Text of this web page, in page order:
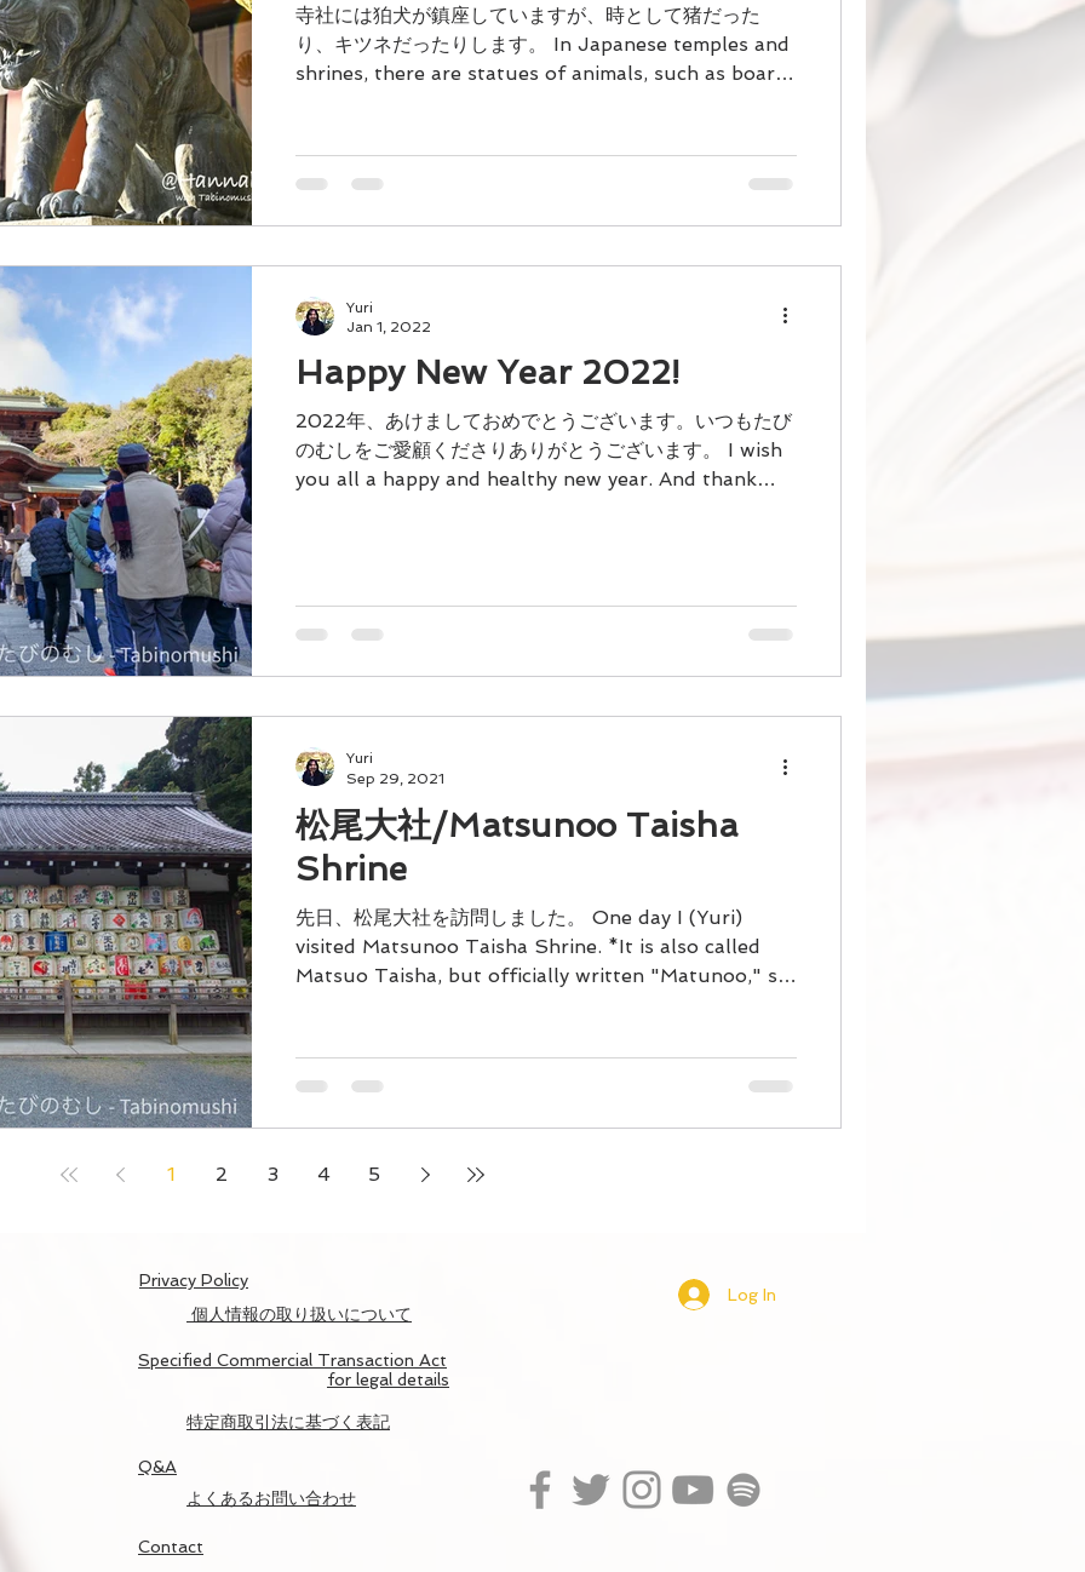
寺社には狛犬が鎮座していますが、時として猪だった
り、キツネだったりします。 In Japanese temples and
shrines, there are statues of animals, such as boars
Happy New Year 2022!
2022年、あけましておめでとうございます。いつもたび
のむしをご愛顧くださりありがとうございます。 I wish
you all a happy and healthy new year. And thank
Yuri
Jan 1, 2022
松尾大社/Matsunoo Taisha
Shrine
先日、松尾大社を訪問しました。 One day I (Yuri)
visited Matsunoo Taisha Shrine. *It is also called
Matsuo Taisha, but officially written "Matunoo," so
Yuri
Sep 29, 2021
1 2 3 4 5
​Privacy Policy
個人情報の取り扱いについて
Log In
Specified Commercial Transaction Act
for legal details
​特定商取引法に基づく表記
Q&A
​よくあるお問い合わせ
Contact